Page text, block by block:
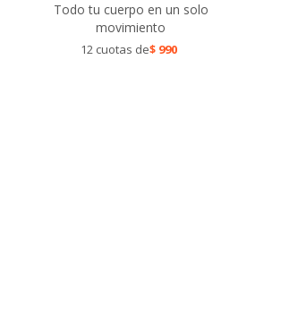
Todo tu cuerpo en un solo
movimiento
12 cuotas de$ 990